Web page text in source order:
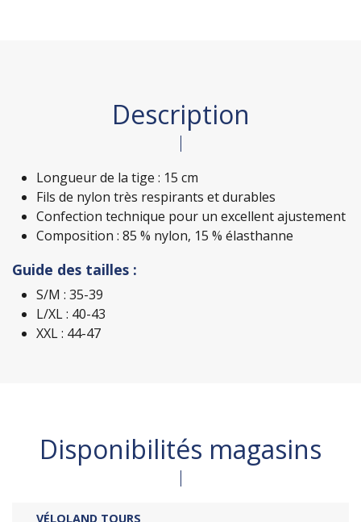
Description
Longueur de la tige : 15 cm
Fils de nylon très respirants et durables
Confection technique pour un excellent ajustement
Composition : 85 % nylon, 15 % élasthanne
Guide des tailles :
S/M : 35-39
L/XL : 40-43
XXL : 44-47
Disponibilités magasins
VÉLOLAND TOURS